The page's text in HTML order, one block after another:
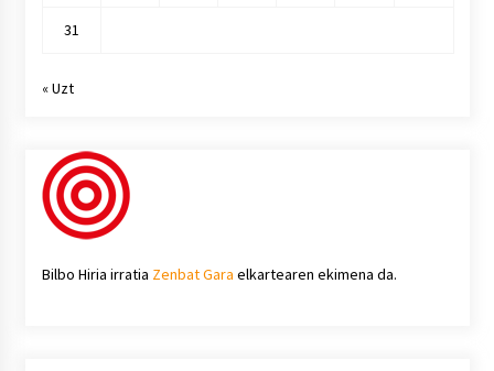
31
« Uzt
Bilbo Hiria irratia Zenbat Gara elkartearen ekimena da.